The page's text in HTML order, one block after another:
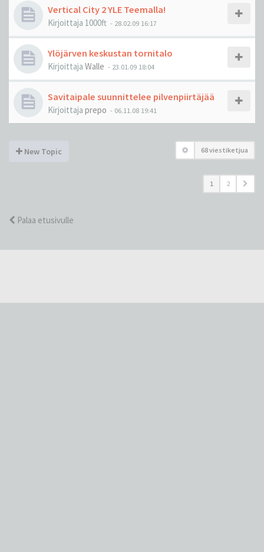
Vertical City 2 YLE Teemalla!
Kirjoittaja 1000ft - 28.02.09 16:17
Ylöjärven keskustan tornitalo
Kirjoittaja Walle - 23.01.09 18:04
Savitaipale suunnittelee pilvenpiirtäjää
Kirjoittaja prepo - 06.11.08 19:41
New Topic 68 viestiketjua
1 2
Palaa etusivulle